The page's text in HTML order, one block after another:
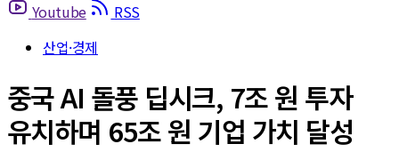
Youtube
RSS
산업·경제
중국 AI 돌풍 딥시크, 7조 원 투자
유치하며 65조 원 기업 가치 달성